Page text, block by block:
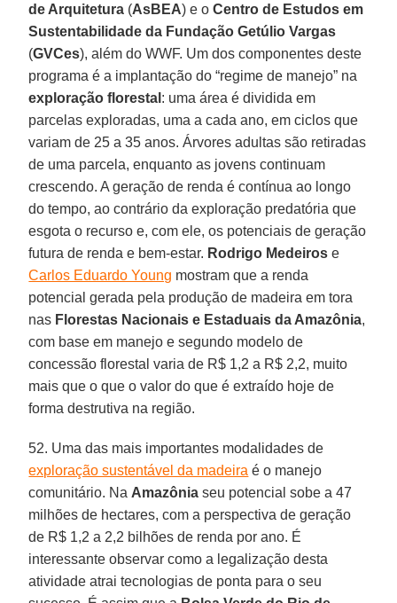
de Arquitetura (AsBEA) e oCentro de Estudos em
Sustentabilidade da Fundação Getúlio Vargas
(GVCes), além do WWF. Um dos componentes deste
programa é a implantação do “regime de manejo” na
exploração florestal : uma área é dividida em
parcelas exploradas, uma a cada ano, em ciclos que
variam de 25 a 35 anos. Árvores adultas são retiradas
de uma parcela, enquanto as jovens continuam
crescendo. A geração de renda é contínua ao longo
do tempo, ao contrário da exploração predatória que
esgota o recurso e, com ele, os potenciais de geração
futura de renda e bem-estar. Rodrigo Medeiros e
Carlos Eduardo Young mostram que a renda
potencial gerada pela produção de madeira em tora
nas Florestas Nacionais e Estaduais da Amazônia,
com base em manejo e segundo modelo de
concessão florestal varia de R$ 1,2 a R$ 2,2, muito
mais que o que o valor do que é extraído hoje de
forma destrutiva na região.
52. Uma das mais importantes modalidades de
exploração sustentável da madeira é o manejo
comunitário. Na Amazônia seu potencial sobe a 47
milhões de hectares, com a perspectiva de geração
de R$ 1,2 a 2,2 bilhões de renda por ano. É
interessante observar como a legalização desta
atividade atrai tecnologias de ponta para o seu